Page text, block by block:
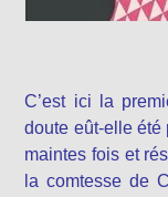
C’est ici la
doute eût-elle été
maintes fois et
la comtesse de